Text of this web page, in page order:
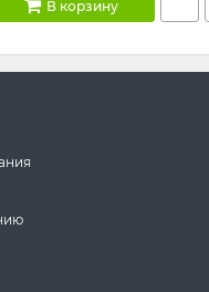
В корзину